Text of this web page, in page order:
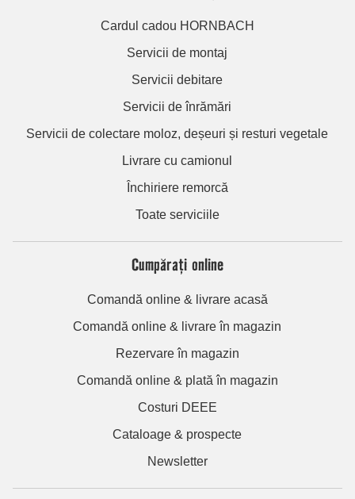
Cardul cadou HORNBACH
Servicii de montaj
Servicii debitare
Servicii de înrămări
Servicii de colectare moloz, deșeuri și resturi vegetale
Livrare cu camionul
Închiriere remorcă
Toate serviciile
Cumpărați online
Comandă online & livrare acasă
Comandă online & livrare în magazin
Rezervare în magazin
Comandă online & plată în magazin
Costuri DEEE
Cataloage & prospecte
Newsletter